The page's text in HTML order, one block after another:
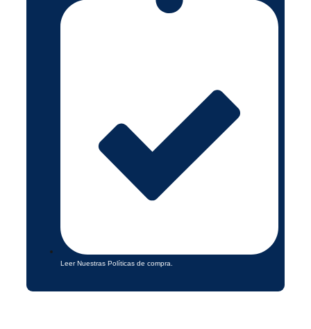
Leer Nuestras Políticas de compra.